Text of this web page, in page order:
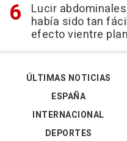
Lucir
había sido tan
efecto vientre
ÚLTIMAS NOTICIAS
ESPAÑA
INTERNACIONAL
DEPORTES